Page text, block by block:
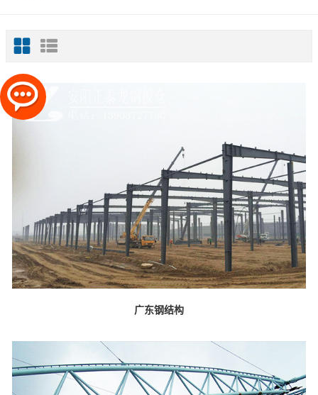
广东钢结构